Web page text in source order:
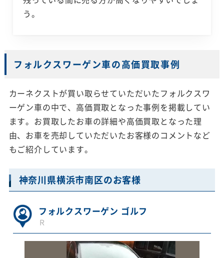
う。
フォルクスワーゲン車の高価買取事例
カーネクストが買い取らせていただいたフォルクスワ
ーゲン車の中で、高価買取となった事例を掲載してい
ます。お買取したお車の詳細や高価買取となった理
由、お車を売却していただいたお客様のコメントなど
もご紹介しています。
神奈川県横浜市南区のお客様
フォルクスワーゲン ゴルフ
Ｒ